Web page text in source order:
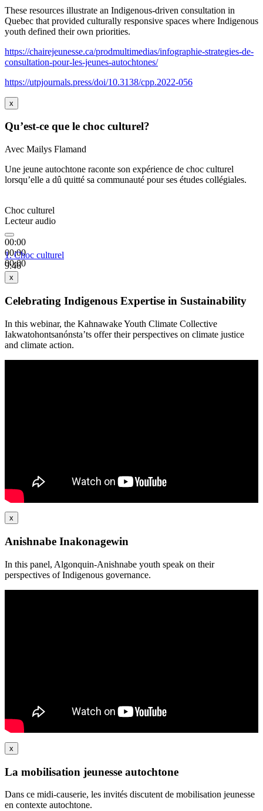
These resources illustrate an Indigenous-driven consultation in
Quebec that provided culturally responsive spaces where Indigenous
youth defined their own priorities.
https://chairejeunesse.ca/prodmultimedias/infographie-strategies-de-
consultation-pour-les-jeunes-autochtones/
https://utpjournals.press/doi/10.3138/cpp.2022-056
x
Qu’est-ce que le choc culturel?
Avec Mailys Flamand
Une jeune autochtone raconte son expérience de choc culturel
lorsqu’elle a dû quitté sa communauté pour ses études collégiales.
Choc culturel
Lecteur audio
00:00
00:00
00:00
1.Choc culturel
9:46
x
Celebrating Indigenous Expertise in Sustainability
In this webinar, the Kahnawake Youth Climate Collective
Iakwatohontsanónsta’ts offer their perspectives on climate justice
and climate action.
x
Anishnabe Inakonagewin
In this panel, Algonquin-Anishnabe youth speak on their
perspectives of Indigenous governance.
x
La mobilisation jeunesse autochtone
Dans ce midi-causerie, les invités discutent de mobilisation jeunesse
en contexte autochtone.